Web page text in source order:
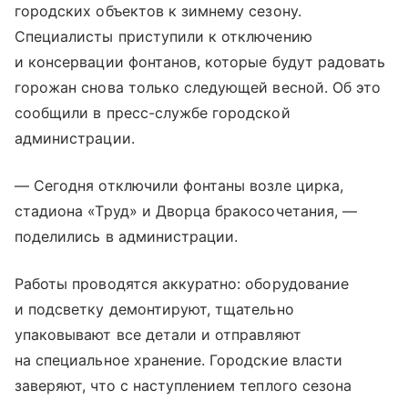
городских объектов к зимнему сезону.
Специалисты приступили к отключению
и консервации фонтанов, которые будут радовать
горожан снова только следующей весной. Об это
сообщили в пресс-службе городской
администрации.
— Сегодня отключили фонтаны возле цирка,
стадиона «Труд» и Дворца бракосочетания, —
поделились в администрации.
Работы проводятся аккуратно: оборудование
и подсветку демонтируют, тщательно
упаковывают все детали и отправляют
на специальное хранение. Городские власти
заверяют, что с наступлением теплого сезона